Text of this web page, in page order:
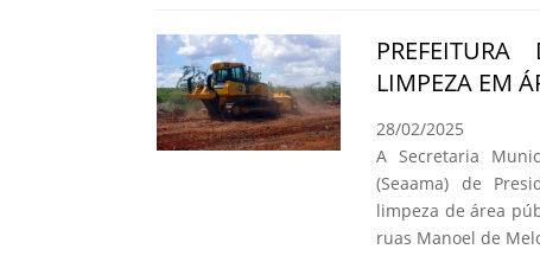
LIMPEZA EM
28/02/2025
A Secretaria
(Seaama) de
limpeza de área
ruas Manoel de